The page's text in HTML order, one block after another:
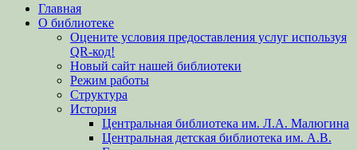
вверх
Главная
О библиотеке
Оцените условия предоставления услуг используя
QR-код!
Новый сайт нашей библиотеки
Режим работы
Структура
История
Центральная библиотека им. Л.А. Малюгина
Центральная детская библиотека им. А.В.